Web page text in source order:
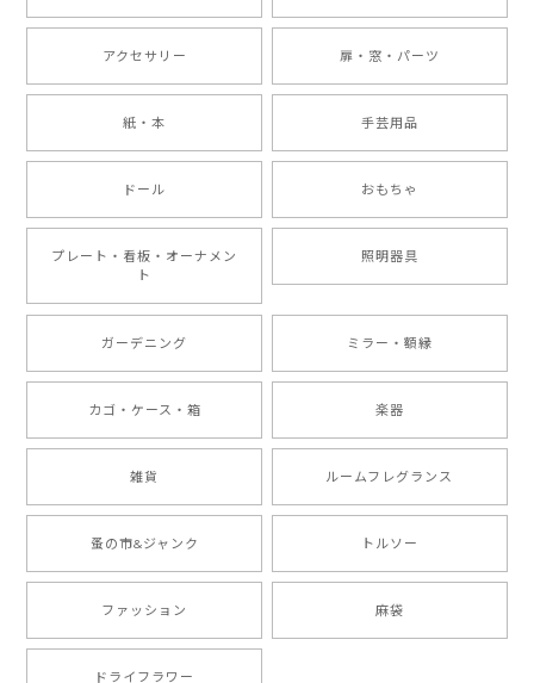
アクセサリー 扉・窓・パーツ
紙・本 手芸用品
ドール おもちゃ
プレート・看板・オーナメン
ト
照明器具
ガーデニング ミラー・額縁
カゴ・ケース・箱 楽器
雑貨 ルームフレグランス
蚤の市&ジャンク トルソー
ファッション 麻袋
ドライフラワー